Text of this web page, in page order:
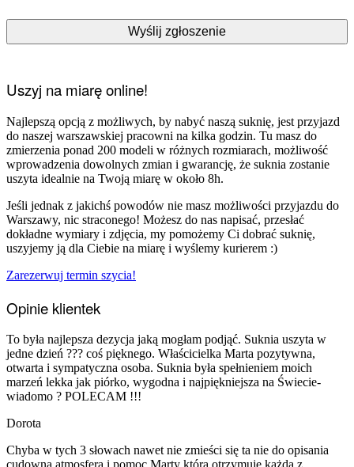
Uszyj na miarę online!
Najlepszą opcją z możliwych, by nabyć naszą suknię, jest przyjazd
do naszej warszawskiej pracowni na kilka godzin. Tu masz do
zmierzenia ponad 200 modeli w różnych rozmiarach, możliwość
wprowadzenia dowolnych zmian i gwarancję, że suknia zostanie
uszyta idealnie na Twoją miarę w około 8h.
Jeśli jednak z jakichś powodów nie masz możliwości przyjazdu do
Warszawy, nic straconego! Możesz do nas napisać, przesłać
dokładne wymiary i zdjęcia, my pomożemy Ci dobrać suknię,
uszyjemy ją dla Ciebie na miarę i wyślemy kurierem :)
Zarezerwuj termin szycia!
Opinie klientek
To była najlepsza dezycja jaką mogłam podjąć. Suknia uszyta w
jedne dzień ??? coś pięknego. Właścicielka Marta pozytywna,
otwarta i sympatyczna osoba. Suknia była spełnieniem moich
marzeń lekka jak piórko, wygodna i najpiękniejsza na Świecie-
wiadomo ? POLECAM !!!
Dorota
Chyba w tych 3 słowach nawet nie zmieści się ta nie do opisania